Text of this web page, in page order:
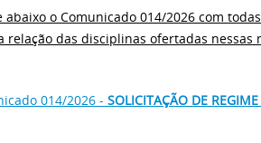
abaixo o Comunicado 014/2026 com
relação das disciplinas ofertadas nessas
014/2026 - SOLICITAÇÃO DE